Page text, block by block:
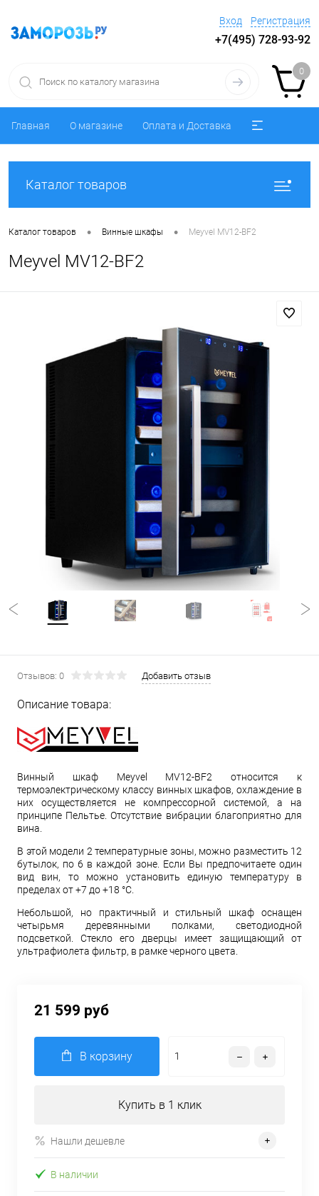
Вход Регистрация
+7(495) 728-93-92
0
Главная О магазине Оплата и Доставка
Каталог товаров
Каталог товаров • Винные шкафы • Meyvel MV12-BF2
Meyvel MV12-BF2
Отзывов: 0 Добавить отзыв
Описание товара:
Винный шкаф Meyvel MV12-BF2 относится к
термоэлектрическому классу винных шкафов, охлаждение в
них осуществляется не компрессорной системой, а на
принципе Пельтье. Отсутствие вибрации благоприятно для
вина.
В этой модели 2 температурные зоны, можно разместить 12
бутылок, по 6 в каждой зоне. Если Вы предпочитаете один
вид вин, то можно установить единую температуру в
пределах от +7 до +18 °С.
Небольшой, но практичный и стильный шкаф оснащен
четырьмя деревянными полками, светодиодной
подсветкой. Стекло его дверцы имеет защищающий от
ультрафиолета фильтр, в рамке черного цвета.
21 599 руб
В корзину
Купить в 1 клик
Нашли дешевле
В наличии